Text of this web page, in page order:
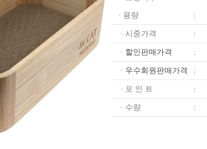
· 용량 :
· 시중가격 :
· 할인판매가격 :
· 우수회원판매가격 :
· 포 인 트 :
· 수량 :